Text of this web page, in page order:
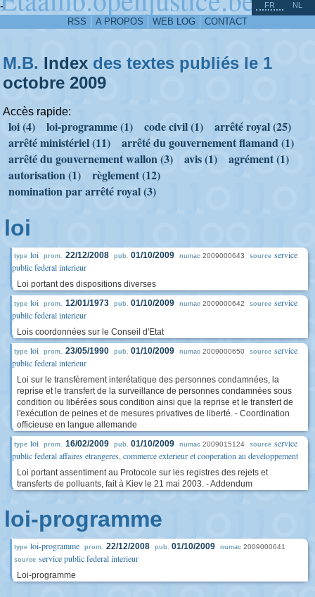
-
RSS A PROPOS WEB LOG CONTACT
FR NL
M.B. Index des textes publiés le 1
octobre 2009
Accès rapide:
loi (4) loi-programme (1) code civil (1)
arrêté royal (25)
arrêté ministériel (11)
arrêté du gouvernement flamand (1)
arrêté du gouvernement wallon (3)
avis (1)
agrément (1)
autorisation (1)
règlement (12)
nomination par arrêté royal (3)
loi
type loi prom. 22/12/2008 pub. 01/10/2009 numac 2009000643 source service
public federal interieur
Loi portant des dispositions diverses
type loi prom. 12/01/1973 pub. 01/10/2009 numac 2009000642 source service
public federal interieur
Lois coordonnées sur le Conseil d'Etat
type loi prom. 23/05/1990 pub. 01/10/2009 numac 2009000650 source service
public federal interieur
Loi sur le transfèrement interétatique des personnes condamnées, la
reprise et le transfert de la surveillance de personnes condamnées sous
condition ou libérées sous condition ainsi que la reprise et le transfert de
l'exécution de peines et de mesures privatives de liberté. - Coordination
officieuse en langue allemande
type loi prom. 16/02/2009 pub. 01/10/2009 numac 2009015124 source service
public federal affaires etrangeres, commerce exterieur et cooperation au developpement
Loi portant assentiment au Protocole sur les registres des rejets et
transferts de polluants, fait à Kiev le 21 mai 2003. - Addendum
loi-programme
type loi-programme prom. 22/12/2008 pub. 01/10/2009 numac 2009000641
source service public federal interieur
Loi-programme
^